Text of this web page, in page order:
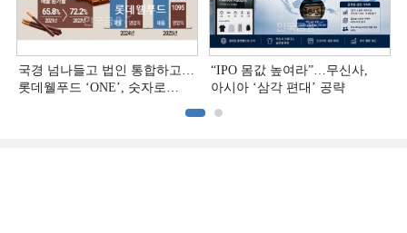
국경 넘나들고 법인 통합하고…
롯데웰푸드 ‘ONE’, 숫자로
“IPO 몸값 높여라”…무신사,
아시아 ‘삼각 편대’ 공략